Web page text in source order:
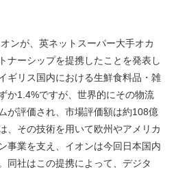
ンが、英ネットスーパー大手オカ
ナーシップを提携したことを発表し
ギリス国内における生鮮食料品・雑
か1.4%ですが、世界的にその物流
が評価され、市場評価額は約108億
、その技術を用いて欧州やアメリカ
事業を支え、イオンは今回日本国内
同社はこの提携によって、デジタ